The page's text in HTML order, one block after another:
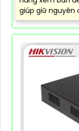
giúp giữ nguyên